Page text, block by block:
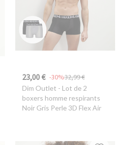
23,00 € 32,99 €
-30%
Dim Outlet - Lot de 2
boxers homme respirants
Noir Gris Perle 3D Flex Air